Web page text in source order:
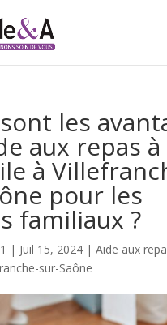
les
aux repas à
à
pour les
familiaux ?
| Juil 15, 2024| Aide aux
sur-Saône